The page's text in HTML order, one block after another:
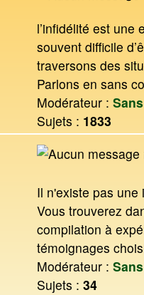
l’infidélité est une
souvent difficile
traversons des
Parlons en sans
Modérateur :
Sujets : 1833
Il n'existe pas
Vous trouverez
compilation à
témoignages
Modérateur :
Sujets : 34